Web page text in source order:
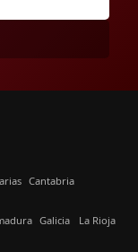
Cantabria
Galicia La Rioja